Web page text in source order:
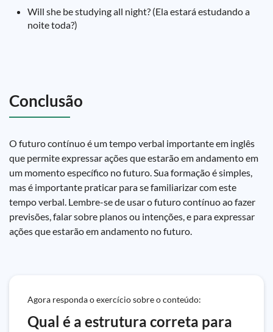
Will she be studying all night? (Ela estará estudando a
noite toda?)
Conclusão
O futuro contínuo é um tempo verbal importante em inglês
que permite expressar ações que estarão em andamento em
um momento específico no futuro. Sua formação é simples,
mas é importante praticar para se familiarizar com este
tempo verbal. Lembre-se de usar o futuro contínuo ao fazer
previsões, falar sobre planos ou intenções, e para expressar
ações que estarão em andamento no futuro.
Agora responda o exercício sobre o conteúdo:
Qual é a estrutura correta para